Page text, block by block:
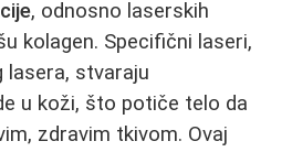
, odnosno laserskih
kolagen. Specifični laseri,
stvaraju
u koži, što potiče telo da
zdravim tkivom. Ovaj